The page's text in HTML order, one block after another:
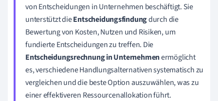
von Entscheidungen in Unternehmen beschäftigt. Sie
unterstützt dieEntscheidungsfindungdurch die
Bewertung von Kosten, Nutzen und Risiken, um
fundierte Entscheidungen zu treffen. Die
Entscheidungsrechnung in Unternehmenermöglicht
es, verschiedene Handlungsalternativen systematisch zu
vergleichen und die beste Option auszuwählen, was zu
einer effektiveren Ressourcenallokation führt.